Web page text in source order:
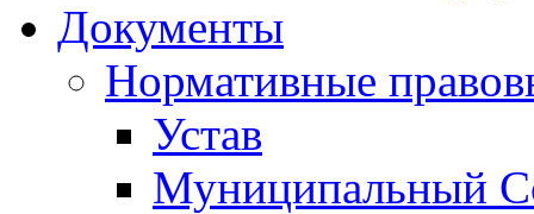
Документы
Нормативные
Устав
Муниципальный